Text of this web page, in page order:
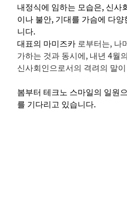
내정식에 임하는 모습은, 신사
이나 불안, 기대를 가슴에 다
니다.
대표의 마미즈카 로부터는, 나
가하는 것과 동시에, 내년 4월
신사회인으로서의 격려의 말
봄부터 테크노 스마일의 일원
를 기다리고 있습니다.